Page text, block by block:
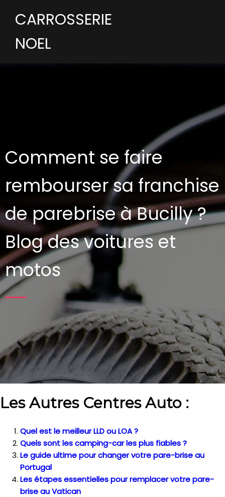
CARROSSERIE
NOEL
Comment se faire
rembourser sa franchise
de parebrise à Bucilly ?
Blog des voitures et
motos
Les Autres Centres Auto :
Quel est le meilleur LLD ou LOA ?
Quels sont les camping-car les plus fiables ?
Le guide ultime pour changer votre pare-brise au
Portugal
Les étapes essentielles pour remplacer votre pare-
brise au Vatican